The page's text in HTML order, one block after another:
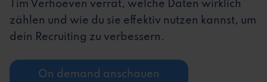
Tim Verhoeven verrät, welche Daten wirklich
zählen und wie du sie effektiv nutzen kannst, um
dein Recruiting zu verbessern.
On demand anschauen